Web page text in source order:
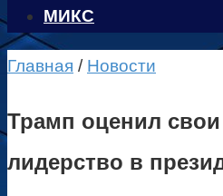
МИКС
Главная / Новости
Трамп оценил
лидерство в